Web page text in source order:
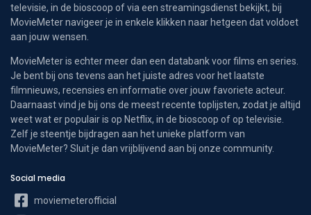
televisie, in de bioscoop of via een streamingsdienst bekijkt, bij
MovieMeter navigeer je in enkele klikken naar hetgeen dat voldoet
aan jouw wensen.
MovieMeter is echter meer dan een databank voor films en series.
Je bent bij ons tevens aan het juiste adres voor het laatste
filmnieuws, recensies en informatie over jouw favoriete acteur.
Daarnaast vind je bij ons de meest recente toplijsten, zodat je altijd
weet wat er populair is op Netflix, in de bioscoop of op televisie.
Zelf je steentje bijdragen aan het unieke platform van
MovieMeter? Sluit je dan vrijblijvend aan bij onze community.
Social media
moviemeterofficial